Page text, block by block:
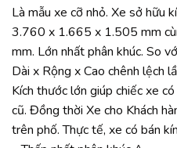
Là mẫu xe cỡ nhỏ. Xe sở hữu
3.760 x 1.665 x 1.505 mm
mm. Lớn nhất phân khúc. So
Dài x Rộng x Cao chênh
Kích thước lớn giúp chiếc xe
cũ. Đồng thời Xe cho Khách
trên phố. Thực tế, xe có bán